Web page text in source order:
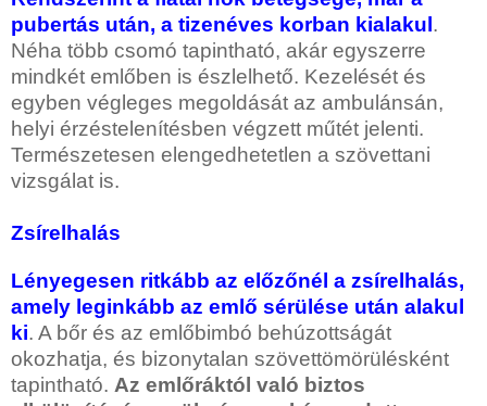
pubertás után, a tizenéves korban kialakul.
Néha több csomó tapintható, akár egyszerre
mindkét emlőben is észlelhető. Kezelését és
egyben végleges megoldását az ambulánsán,
helyi érzéstelenítésben végzett műtét jelenti.
Természetesen elengedhetetlen a szövettani
vizsgálat is.
Zsírelhalás
Lényegesen ritkább az előzőnél a zsírelhalás,
amely leginkább az emlő sérülése után alakul
ki. A bőr és az emlőbimbó behúzottságát
okozhatja, és bizonytalan szövettömörülésként
tapintható. Az emlőráktól való biztos